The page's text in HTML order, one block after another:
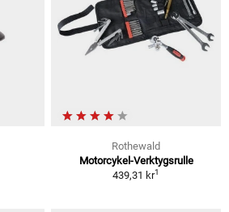
Rothewald
Motorcykel-Verktygsrulle
439,31 kr1